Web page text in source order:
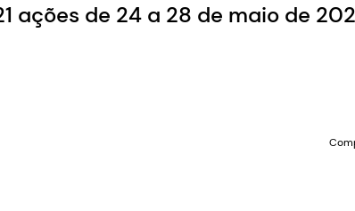
ações de 24 a 28 de maio de